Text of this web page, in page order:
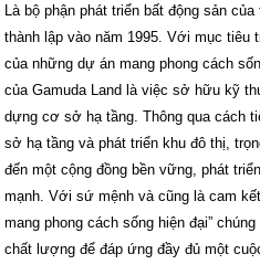
Là bộ phận phát triển bất động sản
thành lập vào năm 1995. Với mục tiêu
của những dự án mang phong cách
của Gamuda Land là việc sở hữu kỹ
dựng cơ sở hạ tầng. Thông qua cách
sở hạ tầng và phát triển khu đô thị,
đến một cộng đồng bền vững, phát
mạnh. Với sứ mệnh và cũng là cam
mang phong cách sống hiện đại”
chất lượng để đáp ứng đầy đủ một